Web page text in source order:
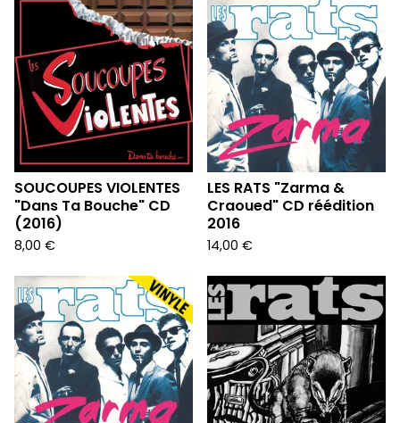
SOUCOUPES VIOLENTES
"Dans Ta Bouche" CD
(2016)
8,00 €
LES RATS "Zarma &
Craoued" CD réédition
2016
14,00 €